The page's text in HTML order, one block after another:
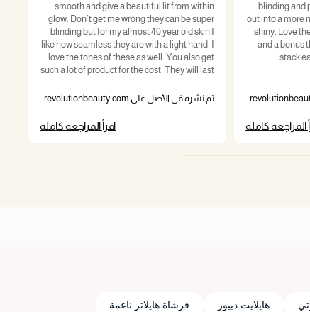
blinding and
out into a more
shiny. Love
and a bonus
stack
المراجعة كاملة
smooth and give a beautiful lit from within
glow. Don’t get me wrong they can be super
blinding but for my almost 40 year old skin I
like how seamless they are with a light hand. I
love the tones of these as well. You also get
such a lot of product for the cost. They will last
تم نشره في الأصل على revolutionbeauty.com
اقرأ المراجعة كاملة
هايلايت دبيور فرشاة هايلاتر ناعمة